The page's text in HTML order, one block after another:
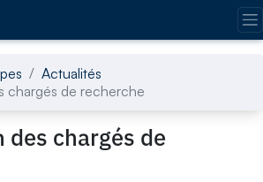
Actualités
chargés de recherche
chargés de